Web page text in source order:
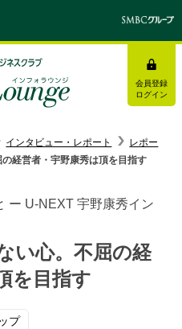
会員登録
ログイン
の研修
インタビュー・レポート
レポー
経営者・宇野康秀は頂を目指す
ー U-NEXT 宇野康秀イン
い心。不屈の経
を目指す
プ